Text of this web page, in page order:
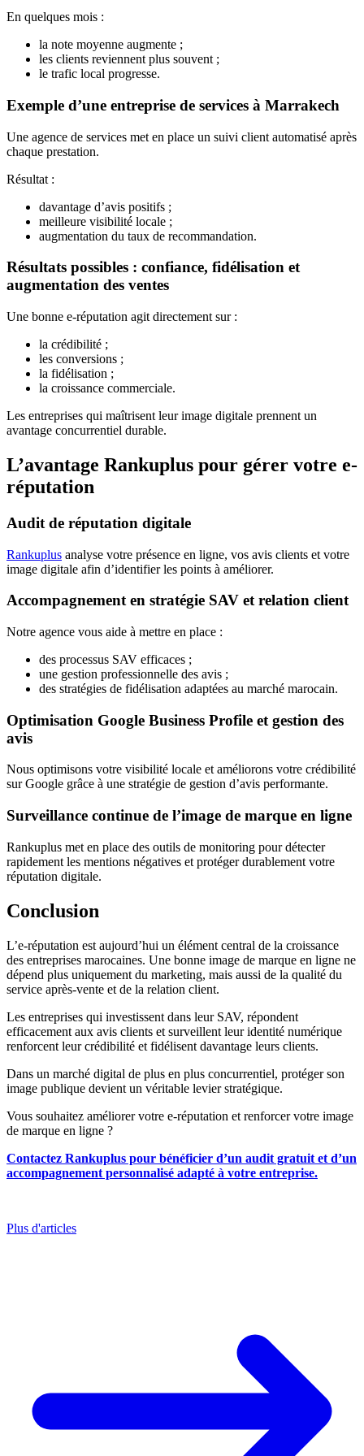
En quelques mois :
la note moyenne augmente ;
les clients reviennent plus souvent ;
le trafic local progresse.
Exemple d’une entreprise de services à Marrakech
Une agence de services met en place un suivi client automatisé après
chaque prestation.
Résultat :
davantage d’avis positifs ;
meilleure visibilité locale ;
augmentation du taux de recommandation.
Résultats possibles : confiance, fidélisation et
augmentation des ventes
Une bonne e-réputation agit directement sur :
la crédibilité ;
les conversions ;
la fidélisation ;
la croissance commerciale.
Les entreprises qui maîtrisent leur image digitale prennent un
avantage concurrentiel durable.
L’avantage Rankuplus pour gérer votre e-
réputation
Audit de réputation digitale
Rankuplus analyse votre présence en ligne, vos avis clients et votre
image digitale afin d’identifier les points à améliorer.
Accompagnement en stratégie SAV et relation client
Notre agence vous aide à mettre en place :
des processus SAV efficaces ;
une gestion professionnelle des avis ;
des stratégies de fidélisation adaptées au marché marocain.
Optimisation Google Business Profile et gestion des
avis
Nous optimisons votre visibilité locale et améliorons votre crédibilité
sur Google grâce à une stratégie de gestion d’avis performante.
Surveillance continue de l’image de marque en ligne
Rankuplus met en place des outils de monitoring pour détecter
rapidement les mentions négatives et protéger durablement votre
réputation digitale.
Conclusion
L’e-réputation est aujourd’hui un élément central de la croissance
des entreprises marocaines. Une bonne image de marque en ligne ne
dépend plus uniquement du marketing, mais aussi de la qualité du
service après-vente et de la relation client.
Les entreprises qui investissent dans leur SAV, répondent
efficacement aux avis clients et surveillent leur identité numérique
renforcent leur crédibilité et fidélisent davantage leurs clients.
Dans un marché digital de plus en plus concurrentiel, protéger son
image publique devient un véritable levier stratégique.
Vous souhaitez améliorer votre e-réputation et renforcer votre image
de marque en ligne ?
Contactez Rankuplus pour bénéficier d’un audit gratuit et d’un
accompagnement personnalisé adapté à votre entreprise.
Plus d'articles